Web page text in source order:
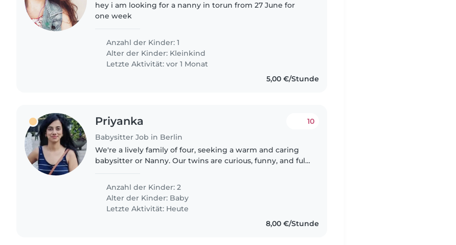
hey i am looking for a nanny in torun from 27 June for
one week
Anzahl der Kinder: 1
Alter der Kinder: Kleinkind
Letzte Aktivität: vor 1 Monat
5,00 €/Stunde
Priyanka
Babysitter Job in Berlin
10
We're a lively family of four, seeking a warm and caring
babysitter or Nanny. Our twins are curious, funny, and full
someone..
Anzahl der Kinder: 2
Alter der Kinder: Baby
Letzte Aktivität: Heute
8,00 €/Stunde